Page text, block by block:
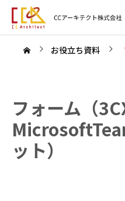
お役立ち資料
フォーム（
ット）